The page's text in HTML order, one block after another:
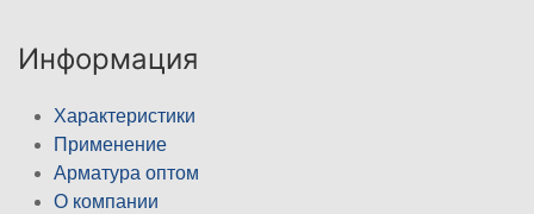
Информация
Характеристики
Применение
Арматура оптом
О компании